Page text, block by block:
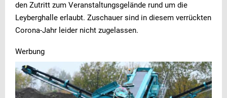
den Zutritt zum Veranstaltungsgelände rund um die
Leyberghalle erlaubt. Zuschauer sind in diesem verrückten
Corona-Jahr leider nicht zugelassen.
Werbung